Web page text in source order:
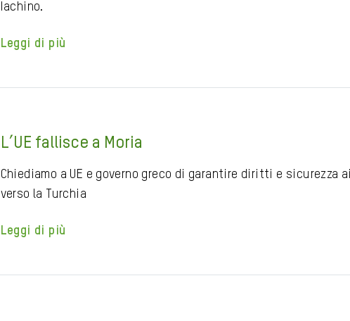
Iachino.
Leggi di più
L’UE fallisce a Moria
Chiediamo a UE e governo greco di garantire diritti e sicurezza
verso la Turchia
Leggi di più